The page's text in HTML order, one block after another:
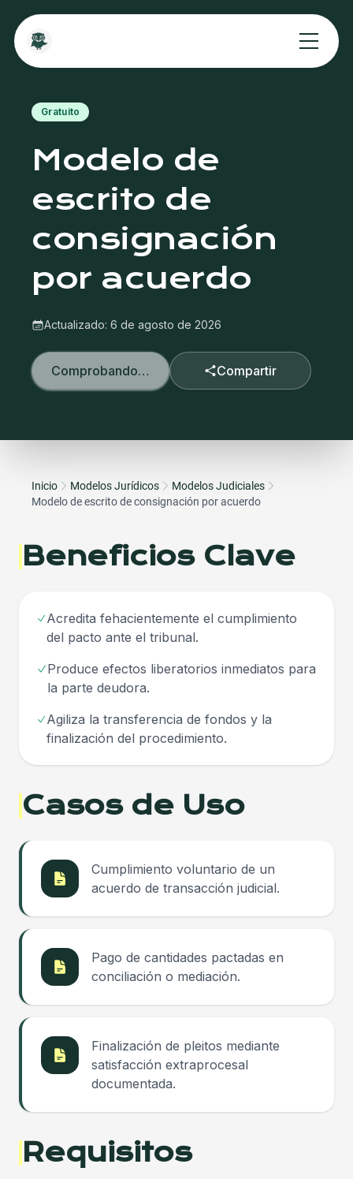
Gratuito
Modelo de
escrito de
consignación
por acuerdo
Actualizado: 6 de agosto de 2026
Comprobando… Compartir
Inicio Modelos Jurídicos
Modelos Judiciales
Modelo de escrito de consignación por acuerdo
Beneficios Clave
Acredita fehacientemente el cumplimiento
del pacto ante el tribunal.
Produce efectos liberatorios inmediatos para
la parte deudora.
Agiliza la transferencia de fondos y la
finalización del procedimiento.
Casos de Uso
Cumplimiento voluntario de un
acuerdo de transacción judicial.
Pago de cantidades pactadas en
conciliación o mediación.
Finalización de pleitos mediante
satisfacción extraprocesal
documentada.
Requisitos